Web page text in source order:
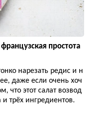
простота
нарезать редис и н
даже если очень хоч
что этот салат возвод
и трёх ингредиентов.